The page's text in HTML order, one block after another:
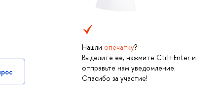
Нашли опечатку?
Выделите её, нажмите Ctrl+Enter и
отправьте нам уведомление.
Спасибо за участие!